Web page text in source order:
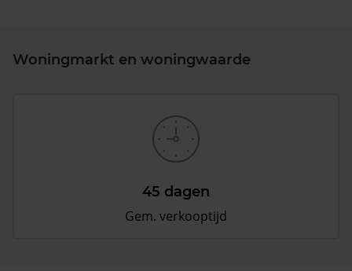
Woningmarkt en woningwaarde
45 dagen
Gem. verkooptijd